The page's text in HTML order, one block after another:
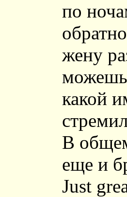
по
жену
можешь
какой
В
еще и
Just